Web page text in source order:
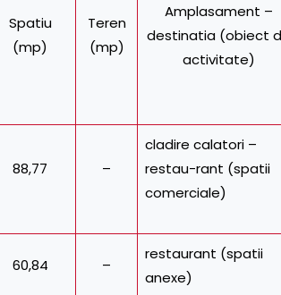
Spatiu
(mp)
Teren
(mp)
Amplasament –
destinatia (obiect
activitate)
88,77 –
cladire calatori –
restau-rant (spatii
comerciale)
60,84 –
restaurant (spatii
anexe)